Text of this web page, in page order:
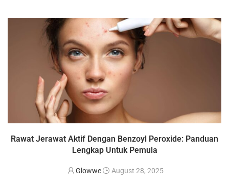
Rawat Jerawat Aktif Dengan Benzoyl Peroxide: Panduan
Lengkap Untuk Pemula
Glowwe August 28, 2025